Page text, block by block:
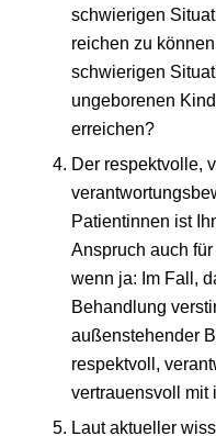
schwierigen
reichen zu
schwierigen
ungeborenen
erreichen?
Der respektvolle,
Patientinnen ist
Anspruch auch
wenn ja: Im Fall,
Behandlung
außenstehender
respektvoll,
vertrauensvoll mit
Laut aktueller